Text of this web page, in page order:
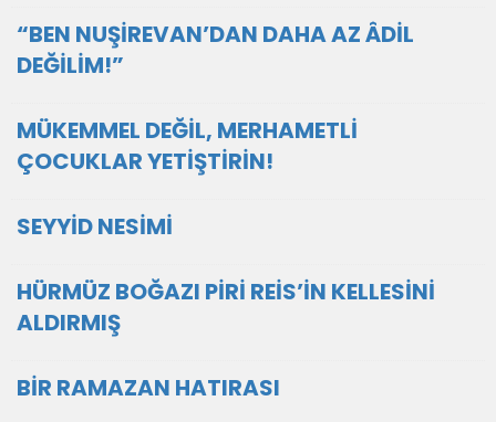
“BEN NUŞİREVAN’DAN DAHA AZ ÂDİL
DEĞİLİM!”
MÜKEMMEL DEĞİL, MERHAMETLİ
ÇOCUKLAR YETİŞTİRİN!
SEYYİD NESİMİ
HÜRMÜZ BOĞAZI PİRİ REİS’İN KELLESİNİ
ALDIRMIŞ
BİR RAMAZAN HATIRASI